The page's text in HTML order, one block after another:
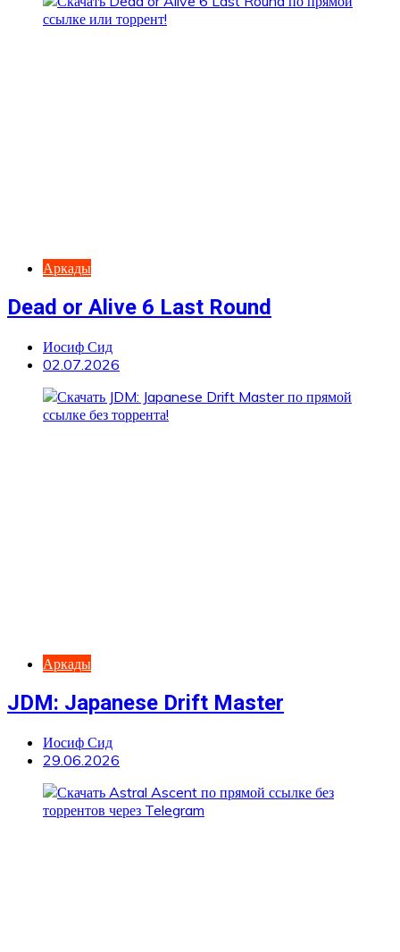
Аркады
Dead or Alive 6 Last Round
Иосиф Сид
02.07.2026
Аркады
JDM: Japanese Drift Master
Иосиф Сид
29.06.2026